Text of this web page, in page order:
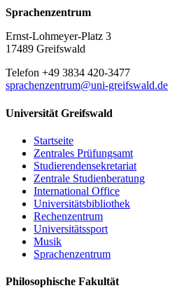
Sprachenzentrum
Ernst-Lohmeyer-Platz 3
17489 Greifswald
Telefon +49 3834 420-3477
sprachenzentrum@uni-greifswald.de
Universität Greifswald
Startseite
Zentrales Prüfungsamt
Studierendensekretariat
Zentrale Studienberatung
International Office
Universitätsbibliothek
Rechenzentrum
Universitätssport
Musik
Sprachenzentrum
Philosophische Fakultät